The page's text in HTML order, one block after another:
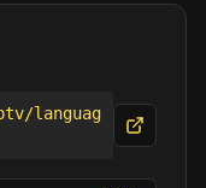
languag